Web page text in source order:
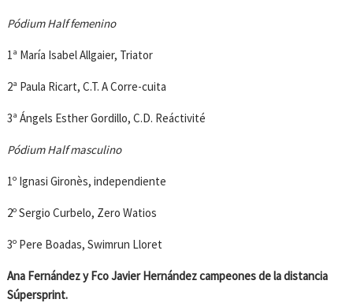
Pódium Half femenino
1ª María Isabel Allgaier, Triator
2ª Paula Ricart, C.T. A Corre-cuita
3ª Ángels Esther Gordillo, C.D. Reáctivité
Pódium Half masculino
1º Ignasi Gironès, independiente
2º Sergio Curbelo, Zero Watios
3º Pere Boadas, Swimrun Lloret
Ana Fernández y Fco Javier Hernández campeones de la distancia
Súpersprint.